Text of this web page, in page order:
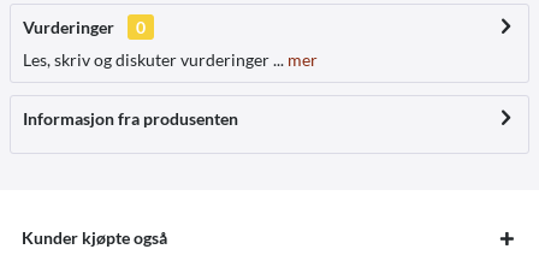
Vurderinger
0
Les, skriv og diskuter vurderinger ... mer
Informasjon fra produsenten
Kunder kjøpte også